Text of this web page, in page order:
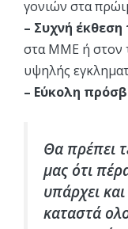
γονιών στα
– Συχνή έκθεση
στα ΜΜΕ ή στον
υψηλής
– Εύκολη
Θα πρέπει
μας ότι
υπάρχει
καταστά